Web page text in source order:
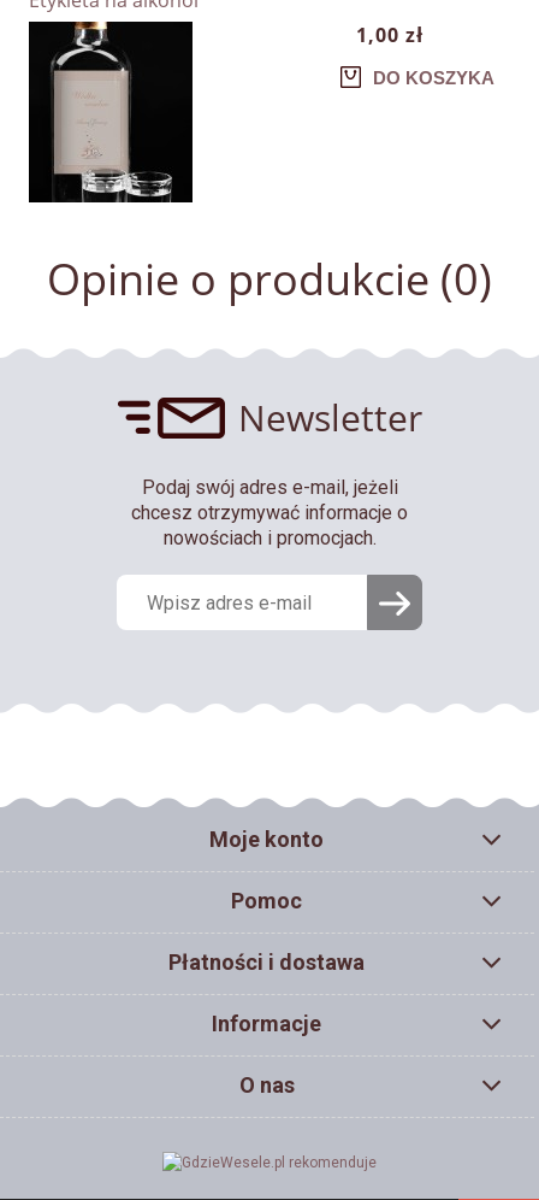
1,00 zł
DO KOSZYKA
Opinie o produkcie (0)
Newsletter
Podaj swój adres e-mail, jeżeli
chcesz otrzymywać informacje o
nowościach i promocjach.
Moje konto
Pomoc
Płatności i dostawa
Informacje
O nas